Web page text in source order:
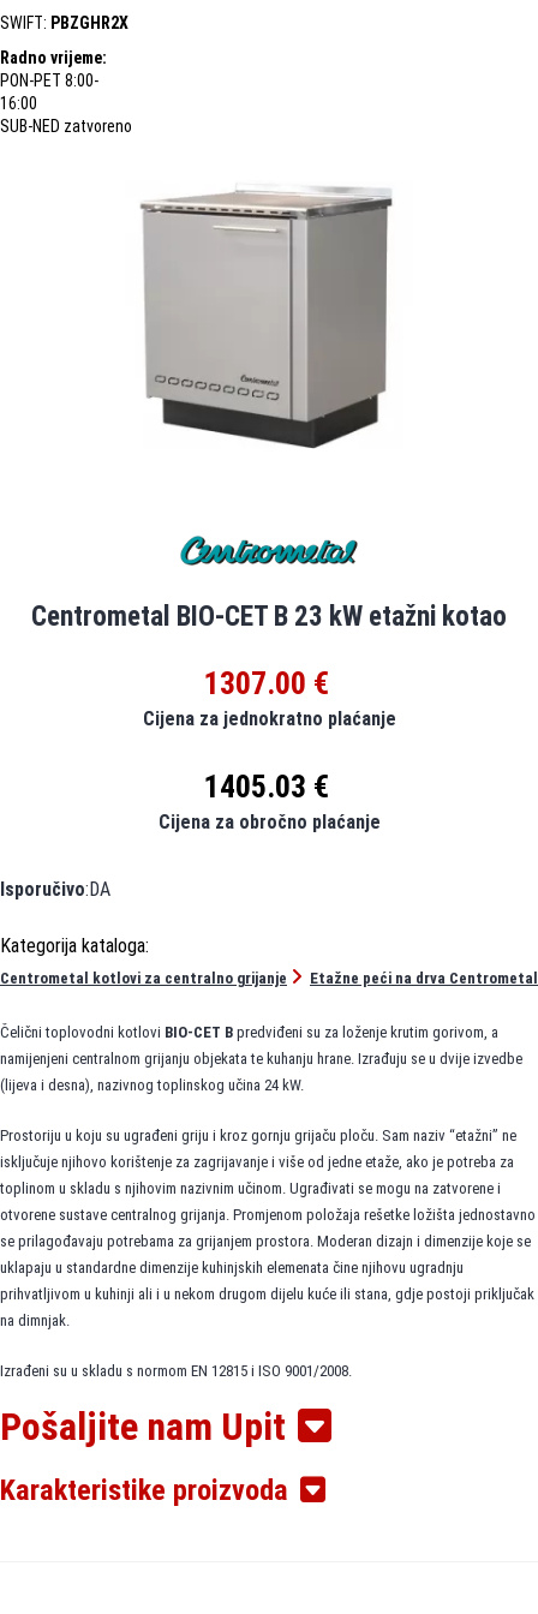
SWIFT: PBZGHR2X
Radno vrijeme:
PON-PET 8:00-
16:00
SUB-NED zatvoreno
Centrometal BIO-CET B 23 kW etažni kotao
1307.00 €
Cijena za jednokratno plaćanje
1405.03 €
Cijena za obročno plaćanje
Isporučivo:DA
Centrometal kotlovi za centralno grijanje Etažne peći na drva Centrometal
Čelični toplovodni kotlovi BIO-CET B predviđeni su za loženje krutim gorivom, a
namijenjeni centralnom grijanju objekata te kuhanju hrane. Izrađuju se u dvije izvedbe
(lijeva i desna), nazivnog toplinskog učina 24 kW.
Prostoriju u koju su ugrađeni griju i kroz gornju grijaču ploču. Sam naziv “etažni” ne
isključuje njihovo korištenje za zagrijavanje i više od jedne etaže, ako je potreba za
toplinom u skladu s njihovim nazivnim učinom. Ugrađivati se mogu na zatvorene i
otvorene sustave centralnog grijanja. Promjenom položaja rešetke ložišta jednostavno
se prilagođavaju potrebama za grijanjem prostora. Moderan dizajn i dimenzije koje se
uklapaju u standardne dimenzije kuhinjskih elemenata čine njihovu ugradnju
prihvatljivom u kuhinji ali i u nekom drugom dijelu kuće ili stana, gdje postoji priključak
na dimnjak.
Izrađeni su u skladu s normom EN 12815 i ISO 9001/2008.
KARAKTERISTIKE KOTLOVA:
Toplovodni kotlovi za centralno grijanje i kuhanje, predviđeni za loženje krutim
Pošaljite nam Upit
Karakteristike proizvoda